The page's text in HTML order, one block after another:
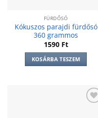
FÜRDŐSÓ
Kókuszos parajdi fürdősó
360 grammos
1590 Ft
KOSÁRBA TESZEM